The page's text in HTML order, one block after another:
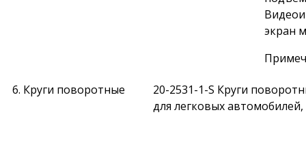
экран
6. Круги поворотные
20-2531-1-S Круги
для легковых